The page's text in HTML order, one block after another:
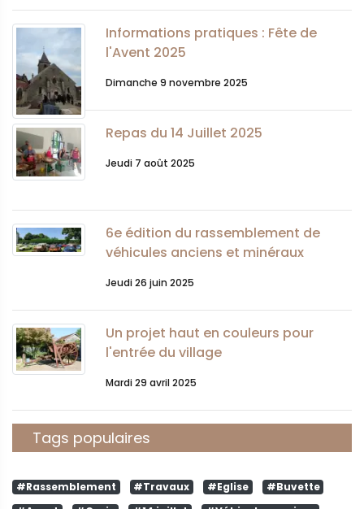
Informations pratiques : Fête de
l'Avent 2025
Dimanche 9 novembre 2025
Repas du 14 Juillet 2025
Jeudi 7 août 2025
6e édition du rassemblement de
véhicules anciens et minéraux
Jeudi 26 juin 2025
Un projet haut en couleurs pour
l'entrée du village
Mardi 29 avril 2025
Tags populaires
#Rassemblement #Travaux #Eglise
#Buvette